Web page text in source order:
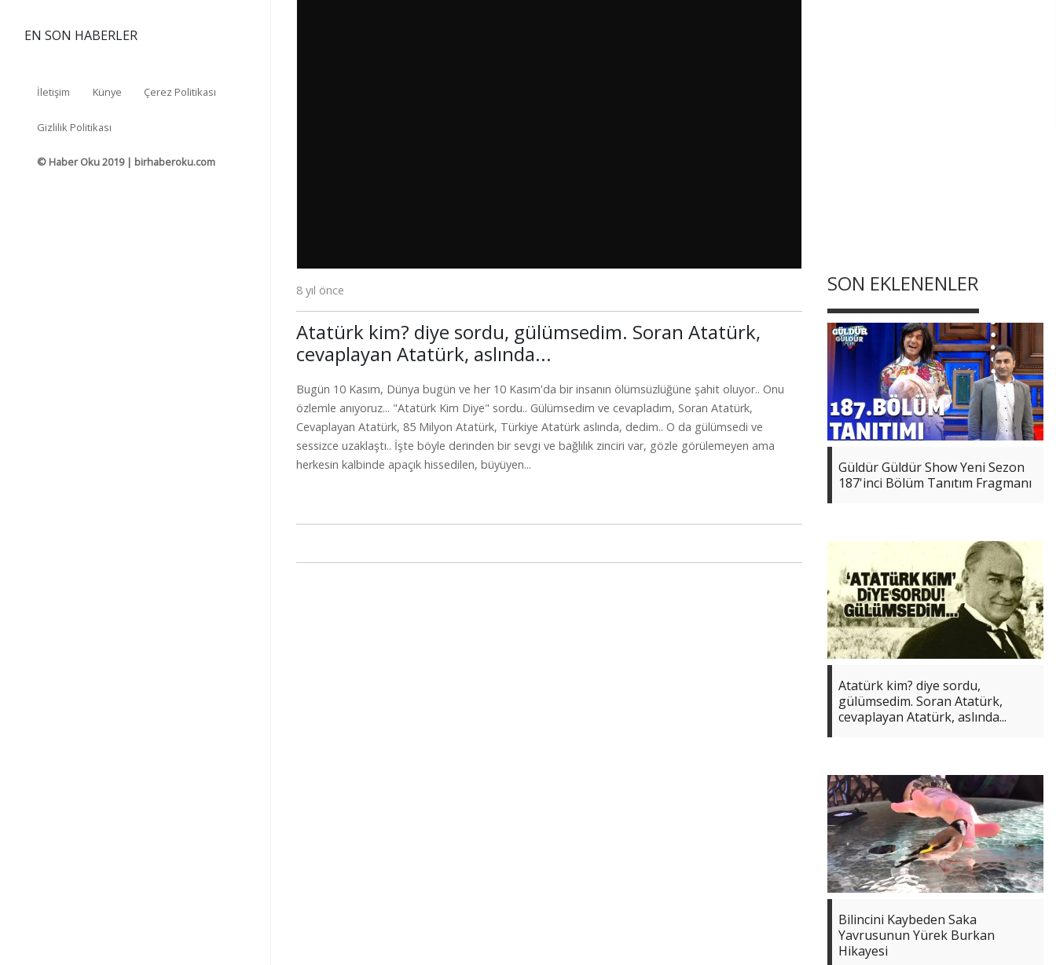
8 yıl önce
Atatürk kim? diye sordu, gülümsedim. Soran Atatürk,
cevaplayan Atatürk, aslında...
Bugün 10 Kasım, Dünya bugün ve her 10 Kasım'da bir insanın ölümsüzlüğüne şahit oluyor.. Onu
özlemle anıyoruz... "Atatürk Kim Diye" sordu.. Gülümsedim ve cevapladım, Soran Atatürk,
Cevaplayan Atatürk, 85 Milyon Atatürk, Türkiye Atatürk aslında, dedim.. O da gülümsedi ve
sessizce uzaklaştı.. İşte böyle derinden bir sevgi ve bağlılık zinciri var, gözle görülemeyen ama
herkesin kalbinde apaçık hissedilen, büyüyen...
SON EKLENENLER
Güldür Güldür Show Yeni Sezon
187'inci Bölüm Tanıtım Fragmanı
Atatürk kim? diye sordu,
gülümsedim. Soran Atatürk,
cevaplayan Atatürk, aslında...
Bilincini Kaybeden Saka
Yavrusunun Yürek Burkan
Hikayesi
EN SON HABERLER
İletişim Künye Çerez Politikası
Gizlilik Politikası
© Haber Oku 2019 | birhaberoku.com